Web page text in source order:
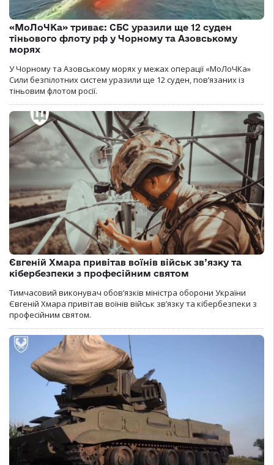
«МоЛоЧКа» триває: СБС уразили ще 12 суден
тіньового флоту рф у Чорному та Азовському
морях
У Чорному та Азовському морях у межах операції «МоЛоЧКа»
Сили безпілотних систем уразили ще 12 суден, пов’язаних із
тіньовим флотом росії.
Євгеній Хмара привітав воїнів військ зв’язку та
кібербезпеки з професійним святом
Тимчасовий виконувач обов’язків міністра оборони України
Євгеній Хмара привітав воїнів військ зв’язку та кібербезпеки з
професійним святом.